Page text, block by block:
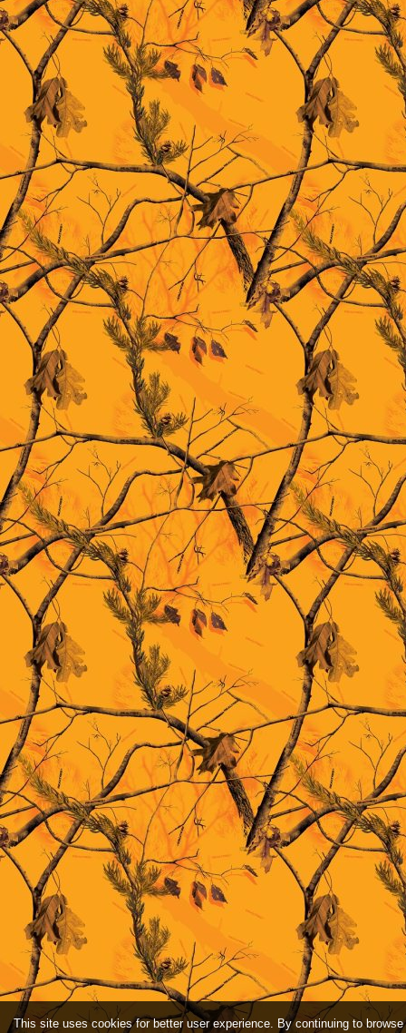
This site uses cookies for better user experience. By continuing to